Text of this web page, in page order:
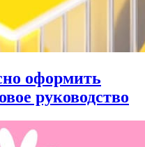
оформить
руководство